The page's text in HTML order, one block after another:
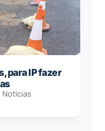
para IP fazer
Notícias